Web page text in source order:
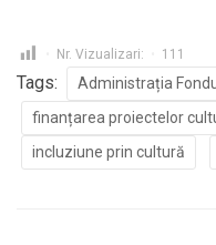
Nr. Vizualizari: 111
Tags:
Administrația
finanțarea proiectelor
incluziune prin cultură